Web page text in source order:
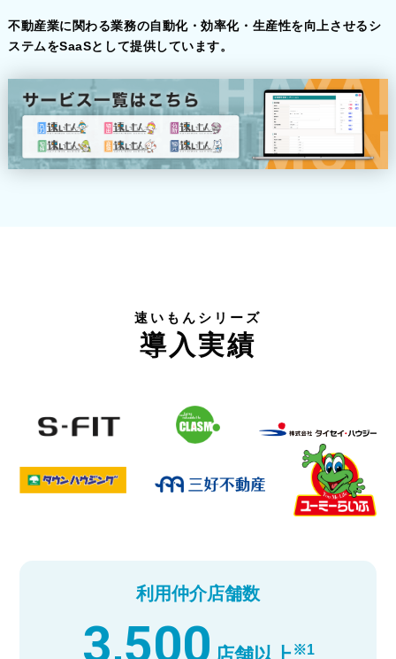
不動産業に関わる業務の自動化・効率化・生産性を向上させるシ
ステムをSaaSとして提供しています。
速いもんシリーズ
導入実績
利用仲介店舗数
3,500 ※1